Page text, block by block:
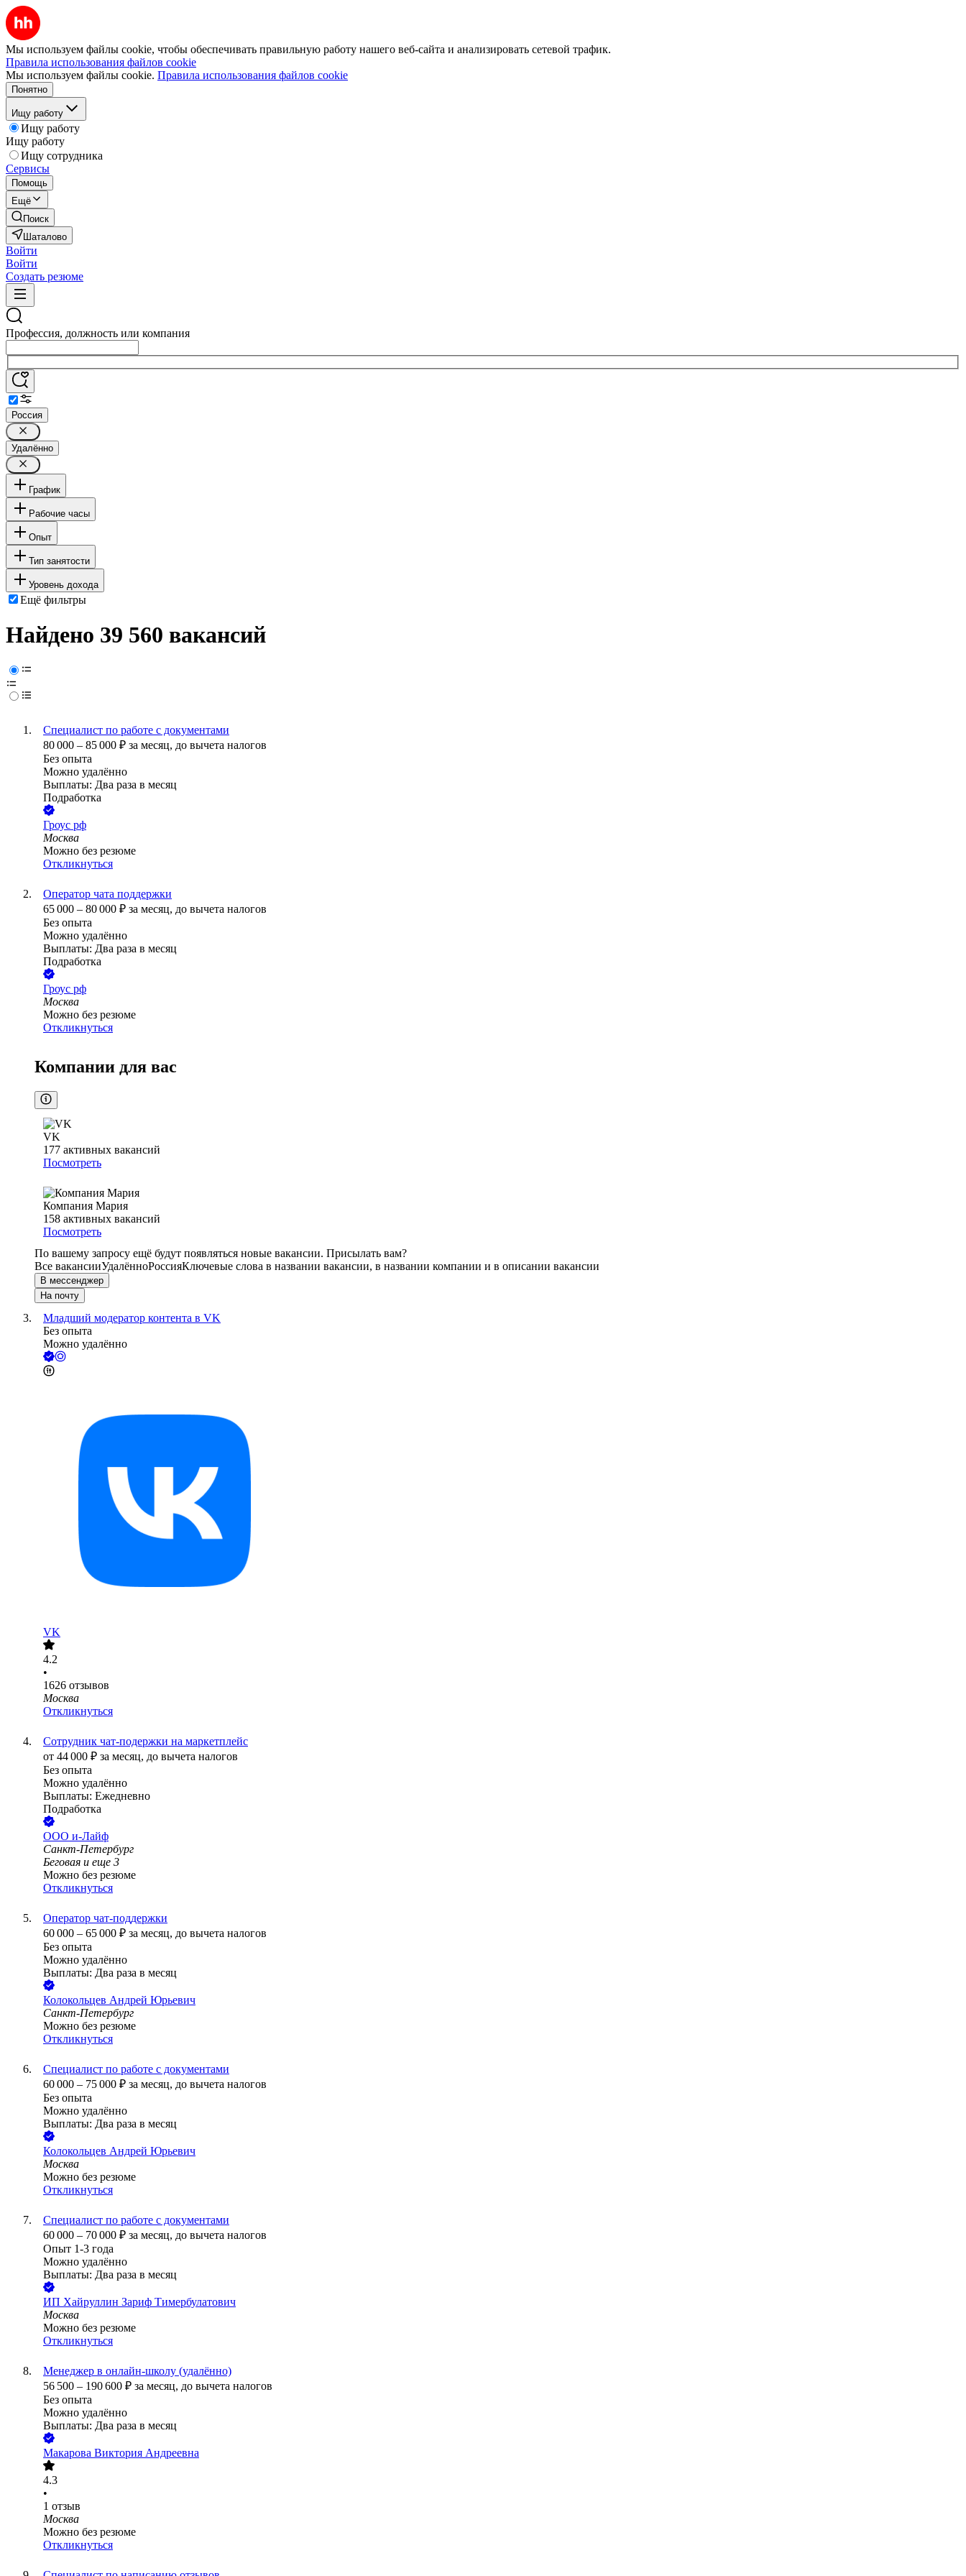
Мы используем файлы cookie, чтобы обеспечивать правильную работу нашего веб-сайта и анализировать сетевой трафик.
Правила использования файлов cookie
Мы используем файлы cookie. Правила использования файлов cookie
Понятно
Ищу работу
Ищу работу
Ищу работу
Ищу сотрудника
Сервисы
Помощь
Ещё
Поиск
Шаталово
Войти
Войти
Создать резюме
Профессия, должность или компания
Россия
Удалённо
График
Рабочие часы
Опыт
Тип занятости
Уровень дохода
Ещё фильтры
Найдено 39 560 вакансий
Специалист по работе с документами
80 000 – 85 000 ₽ за месяц, до вычета налогов
Без опыта
Можно удалённо
Выплаты: Два раза в месяц
Подработка
Гроус рф
Москва
Можно без резюме
Откликнуться
Оператор чата поддержки
65 000 – 80 000 ₽ за месяц, до вычета налогов
Без опыта
Можно удалённо
Выплаты: Два раза в месяц
Подработка
Гроус рф
Москва
Можно без резюме
Откликнуться
Компании для вас
VK
177 активных вакансий
Посмотреть
Компания Мария
158 активных вакансий
Посмотреть
По вашему запросу ещё будут появляться новые вакансии. Присылать вам?
Все вакансииУдалённоРоссияКлючевые слова в названии вакансии, в названии компании и в описании вакансии
В мессенджер
На почту
Младший модератор контента в VK
Без опыта
Можно удалённо
VK
4.2
•
1626 отзывов
Москва
Откликнуться
Сотрудник чат-подержки на маркетплейс
от 44 000 ₽ за месяц, до вычета налогов
Без опыта
Можно удалённо
Выплаты: Ежедневно
Подработка
ООО и-Лайф
Санкт-Петербург
Беговая и еще 3
Можно без резюме
Откликнуться
Оператор чат-поддержки
60 000 – 65 000 ₽ за месяц, до вычета налогов
Без опыта
Можно удалённо
Выплаты: Два раза в месяц
Колокольцев Андрей Юрьевич
Санкт-Петербург
Можно без резюме
Откликнуться
Специалист по работе с документами
60 000 – 75 000 ₽ за месяц, до вычета налогов
Без опыта
Можно удалённо
Выплаты: Два раза в месяц
Колокольцев Андрей Юрьевич
Москва
Можно без резюме
Откликнуться
Специалист по работе с документами
60 000 – 70 000 ₽ за месяц, до вычета налогов
Опыт 1-3 года
Можно удалённо
Выплаты: Два раза в месяц
ИП Хайруллин Зариф Тимербулатович
Москва
Можно без резюме
Откликнуться
Менеджер в онлайн-школу (удалённо)
56 500 – 190 600 ₽ за месяц, до вычета налогов
Без опыта
Можно удалённо
Выплаты: Два раза в месяц
Макарова Виктория Андреевна
4.3
•
1 отзыв
Москва
Можно без резюме
Откликнуться